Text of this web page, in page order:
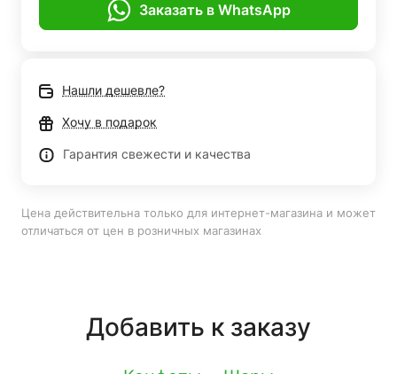
Заказать в WhatsApp
Нашли дешевле?
Хочу в подарок
Гарантия свежести и качества
Цена действительна только для интернет-магазина и может
отличаться от цен в розничных магазинах
Добавить к заказу